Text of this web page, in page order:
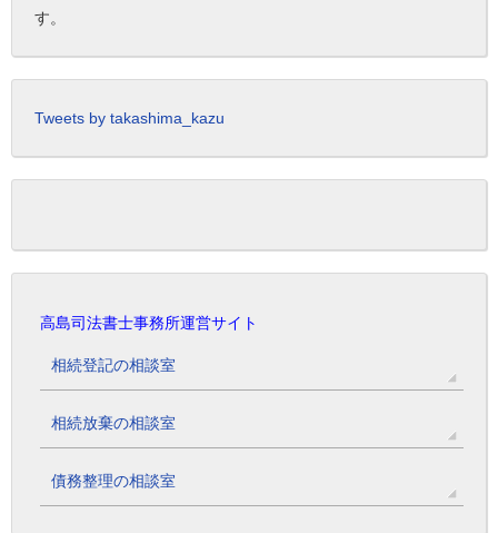
す。
Tweets by takashima_kazu
高島司法書士事務所運営サイト
相続登記の相談室
相続放棄の相談室
債務整理の相談室